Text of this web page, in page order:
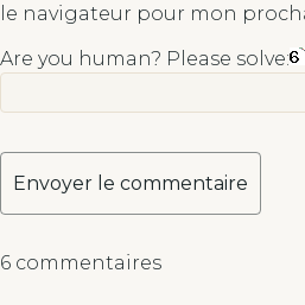
6 commentaires
le navigateur pour mon
Are you human? Please solve:
l